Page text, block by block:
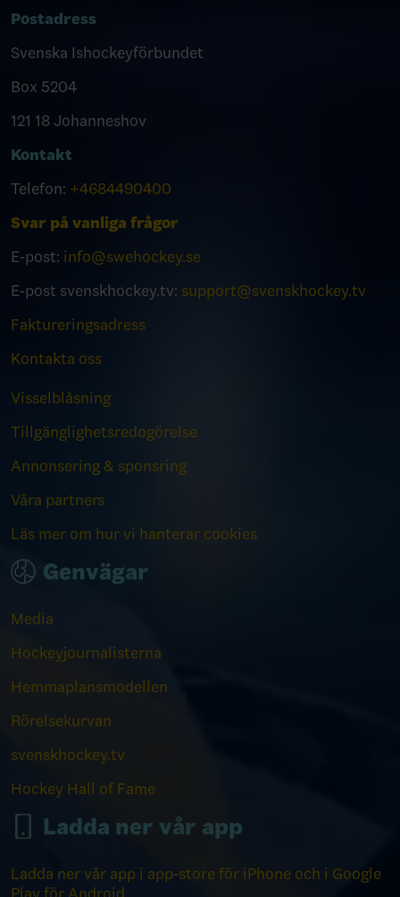
Postadress
Svenska Ishockeyförbundet
Box 5204
121 18 Johanneshov
Kontakt
Telefon: +4684490400
Svar på vanliga frågor
E-post: info@swehockey.se
E-post svenskhockey.tv: support@svenskhockey.tv
Faktureringsadress
Kontakta oss
Visselblåsning
Tillgänglighetsredogörelse
Annonsering & sponsring
Våra partners
Läs mer om hur vi hanterar cookies
Genvägar
Media
Hockeyjournalisterna
Hemmaplansmodellen
Rörelsekurvan
svenskhockey.tv
Hockey Hall of Fame
Ladda ner vår app
Ladda ner vår app i app-store för iPhone och i Google